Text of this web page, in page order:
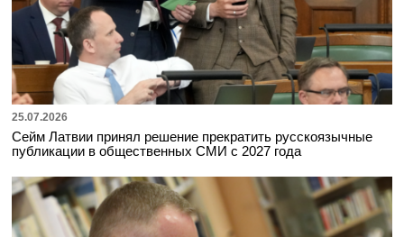
25.07.2026
Сейм Латвии принял решение прекратить русскоязычные
публикации в общественных СМИ с 2027 года